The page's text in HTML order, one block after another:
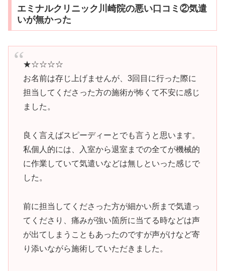
エミナルクリニック川崎院の悪い口コミ②気遣
いが無かった
★☆☆☆☆
お名前は存じ上げませんが、3回目に行った際に
担当してくださった方の施術が怖くて不安に感じ
ました。
良く言えばスピーディーとでも言うと思います。
私個人的には、入室から退室までの全てが機械的
に作業していて気遣いなどは無しといった感じで
した。
前に担当してくださった方が細かい所まで気遣っ
てくださり、痛みが強い箇所に当てる時などは声
が出てしまうこともあったのですが声がけなど寄
り添いながら施術していただきました。